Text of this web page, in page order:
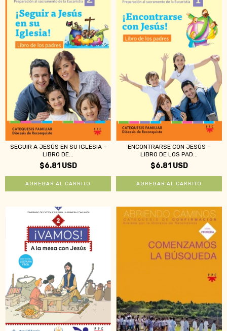
SEGUIR A JESÚS EN SU IGLESIA -
LIBRO DE...
$6.81 USD
ENCONTRARSE CON JESÚS -
LIBRO DE LOS PAD...
$6.81 USD